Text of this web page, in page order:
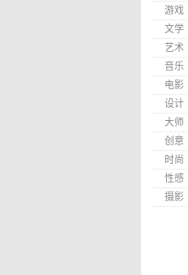
游戏
文学
艺术
音乐
电影
设计
大师
创意
时尚
性感
摄影